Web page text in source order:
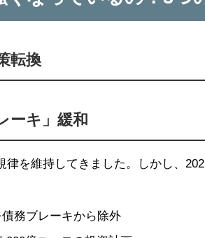
転換
ーキ」緩和
律を維持してきました。しかし、
務ブレーキから除外